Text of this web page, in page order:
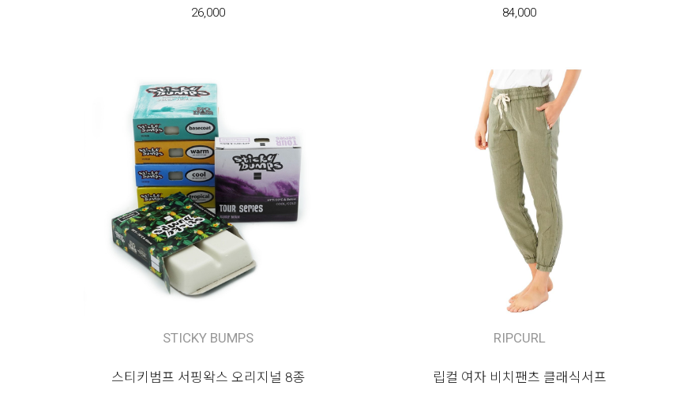
26,000 84,000
STICKY BUMPS
스티키범프 서핑왁스 오리지널 8종
RIPCURL
립컬 여자 비치팬츠 클래식서프